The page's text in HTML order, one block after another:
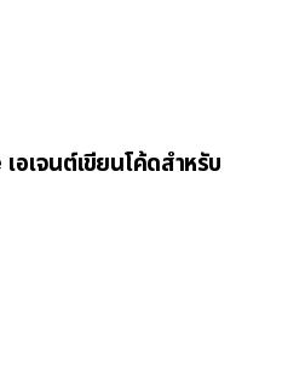
เจนต์เขียนโค้ดสำหรับ